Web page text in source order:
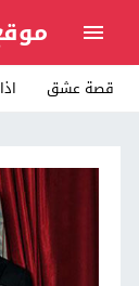
قصة عشق